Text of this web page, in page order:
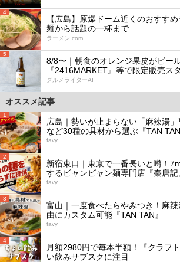
4
【広島】原爆ドーム近くのおすす
麺から話題の一杯まで
ラーメン.com
5
8/8〜｜朝食のオレンジ果皮がビー
『2416MARKET』等で限定販売ス
グルメライターAI
オススメ記事
1
広島｜勢いが止まらない「麻辣湯
など30種の具材から選ぶ『TAN TAN
favy
2
新宿東口｜東京で一番長いと噂！
するビャンビャン麺専門店『秦唐記
favy
3
富山｜一度食べたらやみつき！麻
由にカスタム可能『TAN TAN』
favy
4
月額2980円で毎本半額！『クラフ
い飲みサブスクに注目